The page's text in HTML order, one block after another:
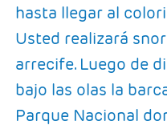
hasta llegar al
Usted realizará
arrecife. Luego de
bajo las olas la
Parque Nacional